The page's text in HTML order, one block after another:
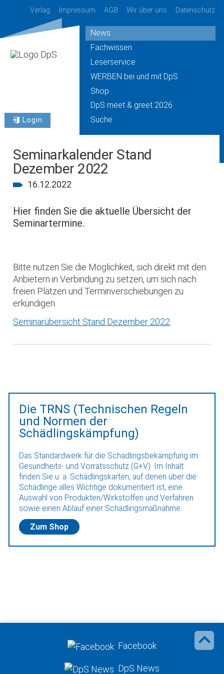
Verlag Impressum AGB Wir über uns Datenschutz
Login
News
Fachwissen
Leserservice
WERBEN bei und mit DpS
Shop
DpS meet & greet 2026
Suche
Seminarkalender Stand
Dezember 2022
16.12.2022
Hier finden Sie die aktuelle Übersicht der
Seminartermine.
Bitte nutzen Sie die Möglichkeit, sich direkt mit den
Anbietern in Verbindung zu setzen, um sich nach
freien Plätzen und Terminverschiebungen zu
erkundigen.
Seminarübersicht Stand Dezember 2022
Die TRNS (Technischen Regeln
und Normen der
Schädlingskämpfung)
Das Standardwerk für die Schädlingsbekämpfung im
Gesundheits- und Vorratsschutz (G+V). Im Inhalt
finden Sie u. a. Schädlingskarten, auf denen über die
Schädlinge alles Wichtige dokumentiert ist, eine
Auswahl von Produkten/Wirkstoffen und Verfahren
sowie einen Ablauf einer Schädlingsmaßnahme.
Zum Shop
Facebook
DpS News